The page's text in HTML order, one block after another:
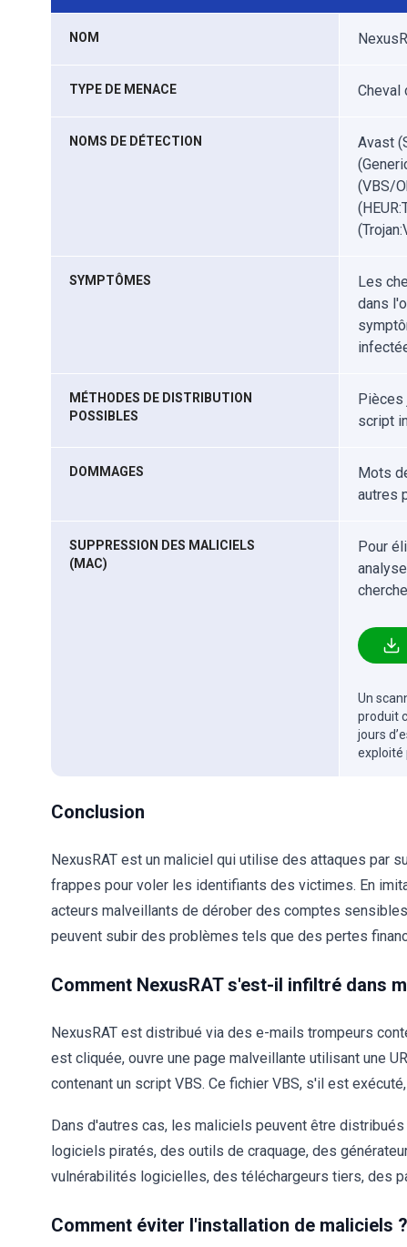
NOM
TYPE DE MENACE Cheval
NOMS DE DÉTECTION
Avast
(VBS/
SYMPTÔMES
Les
dans
MÉTHODES DE DISTRIBUTION
POSSIBLES
Pièces
script
DOMMAGES
Mots
autres
SUPPRESSION DES MALICIELS
(MAC)
Pour
Un
produit
jours
exploité
Conclusion
NexusRAT est un maliciel qui utilise des attaques par
frappes pour voler les identifiants des victimes. En
acteurs malveillants de dérober des comptes
peuvent subir des problèmes tels que des pertes
Comment NexusRAT s'est-il infiltré dans
NexusRAT est distribué via des e-mails trompeurs
est cliquée, ouvre une page malveillante utilisant une
contenant un script VBS. Ce fichier VBS, s'il est
Dans d'autres cas, les maliciels peuvent être
logiciels piratés, des outils de craquage, des
vulnérabilités logicielles, des téléchargeurs tiers, des
Comment éviter l'installation de maliciels ?